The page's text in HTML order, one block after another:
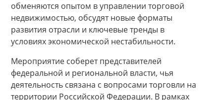
обменяются опытом в управлении торговой
недвижимостью, обсудят новые форматы
развития отрасли и ключевые тренды в
условиях экономической нестабильности.
Мероприятие соберет представителей
федеральной и региональной власти, чья
деятельность связана с вопросами торговли на
территории Российской Федерации. В рамках